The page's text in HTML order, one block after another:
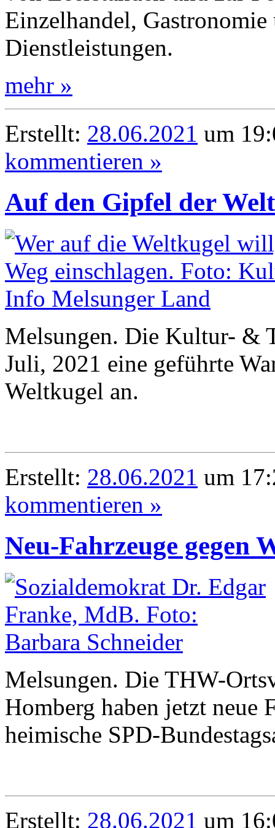
Einzelhandel,
Dienstleistungen.
mehr »
Erstellt: 28.06.2021 um
kommentieren »
Auf den Gipfel der
Melsungen. Die Kultur- &
Juli, 2021 eine geführte
Weltkugel an.
Erstellt: 28.06.2021 um
kommentieren »
Neu-Fahrzeuge gegen
Melsungen. Die THW-
Homberg haben jetzt neue
heimische SPD-
Erstellt: 28.06.2021 um